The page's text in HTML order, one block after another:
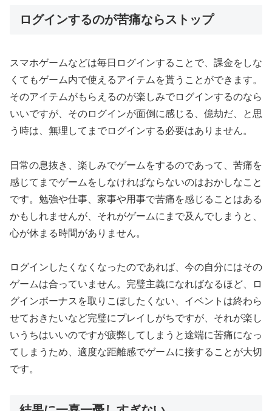
ログインするのが苦痛ならストップ
スマホゲームなどは毎日ログインすることで、課金をしな
くてもゲーム内で使えるアイテムを貰うことができます。
そのアイテムがもらえるのが楽しみでログインするのなら
いいですが、そのログインが面倒に感じる、億劫だ、と思
う時は、無理してまでログインする必要はありません。
日常の息抜き、楽しみでゲームをするのであって、苦痛を
感じてまでゲームをしなければならないのはおかしなこと
です。勉強や仕事、家事や用事で苦痛を感じることはある
かもしれませんが、それがゲームにまで及んでしまうと、
心が休まる時間がありません。
ログインしたくなくなったのであれば、今の自分にはその
ゲームは合っていません。完璧主義になればなるほど、ロ
グインボーナスを取りこぼしたくない、イベントは終わら
せておきたいなど完璧にプレイしがちですが、それが楽し
いうちはいいのですが疲弊してしまうと途端に苦痛になっ
てしまうため、適度な距離感でゲームに接することが大切
です。